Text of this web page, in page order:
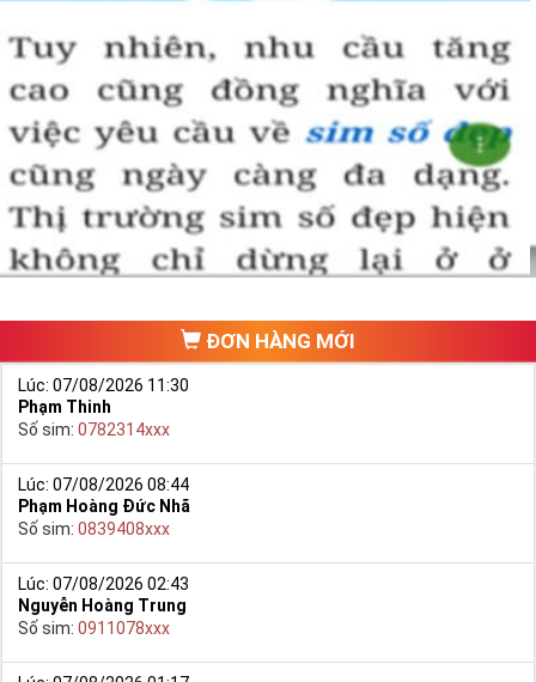
Simtiengiang.vn.
Sim Tiền Giang là đơn vị cung cấp
Tứ Quý, sim giá rẻ uy
tín chất lượng.
Chọn mua sim số đẹp thường mất nhiều thời gian ở khoản lựa số,
một số phải vừa đẹp, vừa tốt về phong thủy thì mới là sim hoàn
hảo. Vậy phải làm sao?
- Cách nhanh nhất để chọn mua được Sim Tứ Quý 2 là bạn vào
trang chủ của Sim Tiền Giang, chọn mục “
Sim giảm giá
“ ở ngay đầu
trang chủ. Đây là danh sách sim được đại lý giảm giá vì một số lý
Ngoài ra quý khách chưa ưng ý về Sim Tứ Quý 2 có cũng thể tham
khảo thêm Sim Vinaphone,Sim Gmobile, Sim Tứ Quý Giữa
ĐƠN HÀNG MỚI
Lúc: 07/08/2026 11:30
Phạm Thinh
Số sim: 0782314xxx
Lúc: 07/08/2026 08:44
Phạm Hoàng Đức Nhã
Số sim: 0839408xxx
Lúc: 07/08/2026 02:43
Nguyễn Hoàng Trung
Số sim: 0911078xxx